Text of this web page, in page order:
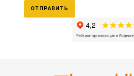
ОТПРАВИТЬ